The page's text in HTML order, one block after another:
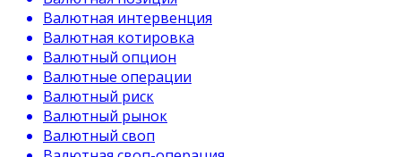
Валютная интервенция
Валютная котировка
Валютный опцион
Валютные операции
Валютный риск
Валютный рынок
Валютный своп